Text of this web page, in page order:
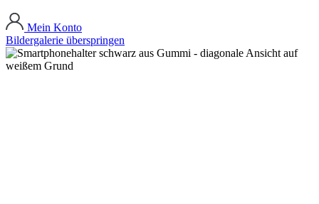
Mein Konto
Bildergalerie überspringen